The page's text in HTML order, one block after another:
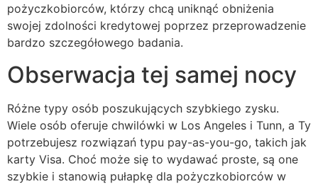
pożyczkobiorców, którzy chcą uniknąć obniżenia
swojej zdolności kredytowej poprzez przeprowadzenie
bardzo szczegółowego badania.
Obserwacja tej samej nocy
Różne typy osób poszukujących szybkiego zysku.
Wiele osób oferuje chwilówki w Los Angeles i Tunn, a Ty
potrzebujesz rozwiązań typu pay-as-you-go, takich jak
karty Visa. Choć może się to wydawać proste, są one
szybkie i stanowią pułapkę dla pożyczkobiorców w